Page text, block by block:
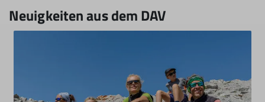
Neuigkeiten aus dem DAV